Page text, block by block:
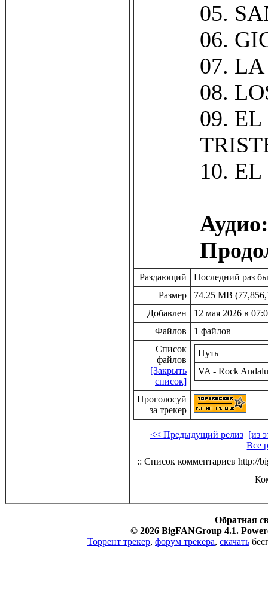
05.
06.
07.
08.
09.
10.
Аудио:
Раздающий
Последний раз
Размер
74.25 MB
Добавлен
12 мая 2026 в
Файлов
1 файлов
Список
файлов
[Закрыть
список]
Путь
VA - Rock
Проголосуй
за трекер
<< Предыдущий релиз [из
Все
:: Список комментариев http://
Обратная
© 2026 BigFANGroup 4.1.
Торрент трекер, форум трекера, скачать